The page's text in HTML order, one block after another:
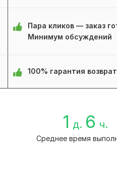
Пара кликов — заказ
Минимум обсуждений
100% гарантия
1 д. 6 ч.
Среднее время